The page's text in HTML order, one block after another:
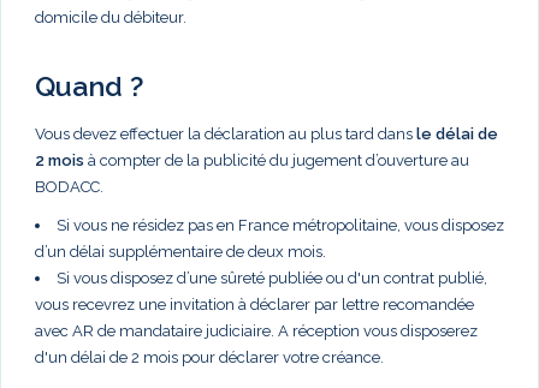
domicile du débiteur.
Quand ?
Vous devez effectuer la déclaration au plus tard dans le délai de
2 mois à compter de la publicité du jugement d’ouverture au
BODACC.
Si vous ne résidez pas en France métropolitaine, vous disposez
d’un délai supplémentaire de deux mois.
Si vous disposez d’une sûreté publiée ou d'un contrat publié,
vous recevrez une invitation à déclarer par lettre recomandée
avec AR de mandataire judiciaire. A réception vous disposerez
d'un délai de 2 mois pour déclarer votre créance.